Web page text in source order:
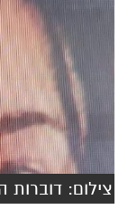
צילום: